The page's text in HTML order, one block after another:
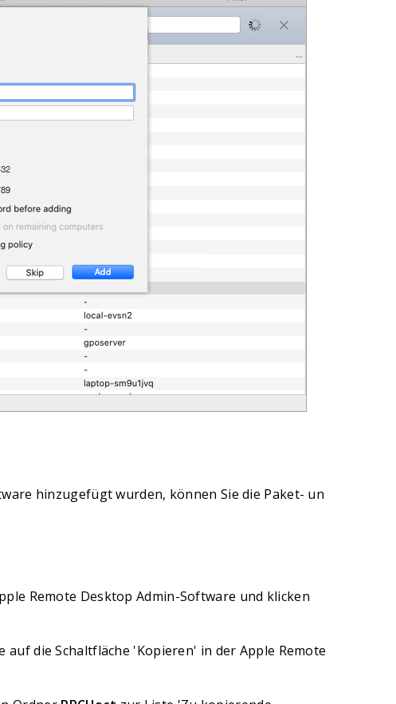
hinzugefügt wurden, können Sie die Paket- un
Remote Desktop Admin-Software und klicken
auf die Schaltfläche 'Kopieren' in der Apple Remote